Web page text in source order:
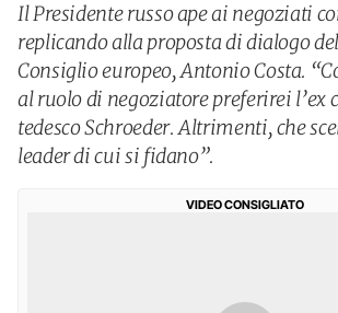
Il Presidente russo ape ai negoziati
replicando alla proposta di dialogo
Consiglio europeo, Antonio Costa.
al ruolo di negoziatore preferirei l’ex
tedesco Schroeder. Altrimenti, che
leader di cui si fidano”.
VIDEO CONSIGLIATO